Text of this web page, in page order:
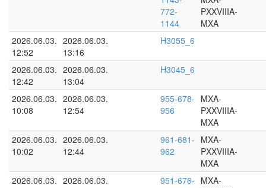
772-
1144
PXXVIIIA-
MXA
2026.06.03.
12:52
2026.06.03.
13:16
H3055_6
2026.06.03.
12:42
2026.06.03.
13:04
H3045_6
2026.06.03.
10:08
2026.06.03.
12:54
955-678-
956
MXA-
PXXVIIIA-
MXA
2026.06.03.
10:02
2026.06.03.
12:44
961-681-
962
MXA-
PXXVIIIA-
MXA
2026.06.03. 2026.06.03.
951-676- MXA-